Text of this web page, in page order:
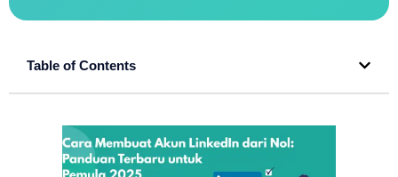
Table of Contents